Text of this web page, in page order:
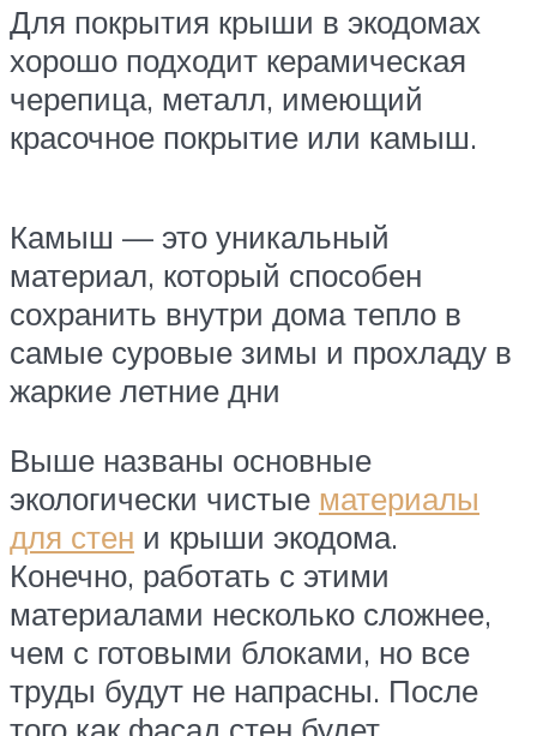
Для покрытия крыши в экодомах
хорошо подходит керамическая
черепица, металл, имеющий
красочное покрытие или камыш.
Камыш — это уникальный
материал, который способен
сохранить внутри дома тепло в
самые суровые зимы и прохладу в
жаркие летние дни
Выше названы основные
экологически чистые материалы
для стен и крыши экодома.
Конечно, работать с этими
материалами несколько сложнее,
чем с готовыми блоками, но все
труды будут не напрасны. После